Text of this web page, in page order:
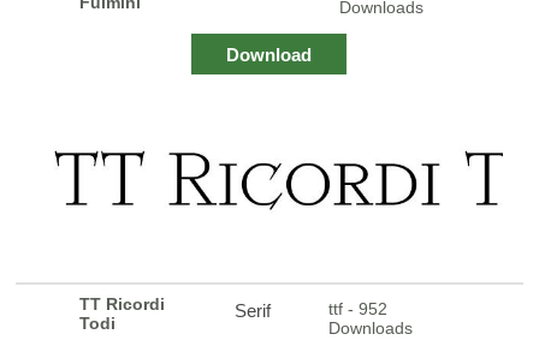
Downloads
Download
TT Ricordi
Todi
Serif
ttf - 952
Downloads